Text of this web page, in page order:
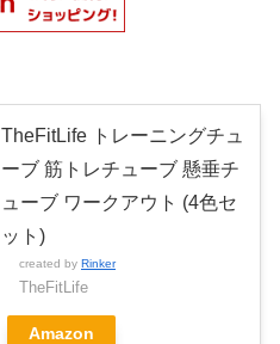
TheFitLife トレーニングチュ
ーブ 筋トレチューブ 懸垂チ
ューブ ワークアウト (4色セ
ット)
created by Rinker
TheFitLife
Amazon